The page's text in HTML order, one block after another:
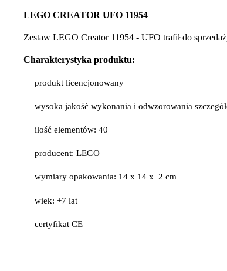
LEGO CREATOR UFO 11954
Zestaw LEGO Creator 11954 - UFO trafił do
Charakterystyka produktu:
produkt licencjonowany
wysoka jakość wykonania i odwzorowania
ilość elementów: 40
producent: LEGO
wymiary opakowania: 14 x 14 x 2 cm
wiek: +7 lat
certyfikat CE